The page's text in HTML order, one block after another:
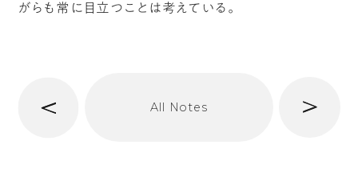
がらも常に目立つことは考えている。
前 All Notes 次